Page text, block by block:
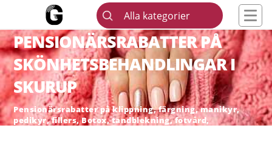
Alla kategorier
PENSIONÄRSRABATTER PÅ
SKÖNHETSBEHANDLINGAR I
SKURUP
Pensionärsrabatter på klippning, färgning, manikyr,
pedikyr, fillers, Botox, tandblekning, fotvård,